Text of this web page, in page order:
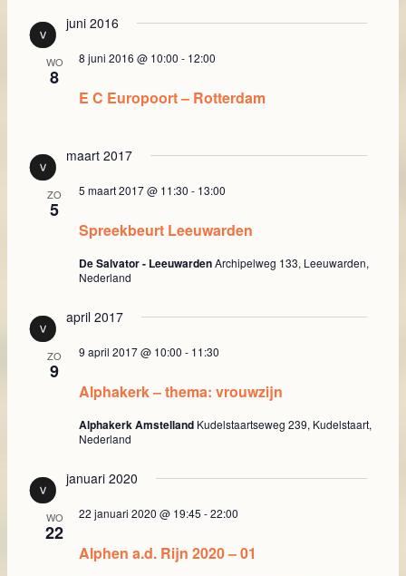
juni 2016
WO
8
8 juni 2016 @ 10:00 - 12:00
E C Europoort – Rotterdam
maart 2017
ZO
5
5 maart 2017 @ 11:30 - 13:00
Spreekbeurt Leeuwarden
De Salvator - LeeuwardenArchipelweg 133, Leeuwarden,
Nederland
april 2017
ZO
9
9 april 2017 @ 10:00 - 11:30
Alphakerk – thema: vrouwzijn
Alphakerk Amstelland Kudelstaartseweg 239, Kudelstaart,
Nederland
januari 2020
WO
22
22 januari 2020 @ 19:45 -22:00
Alphen a.d. Rijn 2020 – 01